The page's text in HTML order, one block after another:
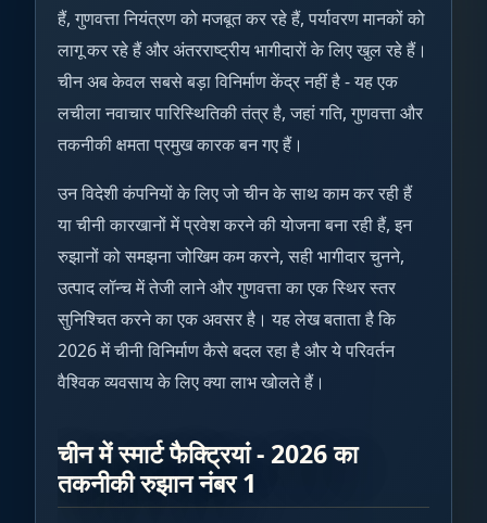
हैं, गुणवत्ता नियंत्रण को मजबूत कर रहे हैं, पर्यावरण मानकों को
लागू कर रहे हैं और अंतरराष्ट्रीय भागीदारों के लिए खुल रहे हैं।
चीन अब केवल सबसे बड़ा विनिर्माण केंद्र नहीं है - यह एक
लचीला नवाचार पारिस्थितिकी तंत्र है, जहां गति, गुणवत्ता और
तकनीकी क्षमता प्रमुख कारक बन गए हैं।
उन विदेशी कंपनियों के लिए जो चीन के साथ काम कर रही हैं
या चीनी कारखानों में प्रवेश करने की योजना बना रही हैं, इन
रुझानों को समझना जोखिम कम करने, सही भागीदार चुनने,
उत्पाद लॉन्च में तेजी लाने और गुणवत्ता का एक स्थिर स्तर
सुनिश्चित करने का एक अवसर है। यह लेख बताता है कि
2026 में चीनी विनिर्माण कैसे बदल रहा है और ये परिवर्तन
वैश्विक व्यवसाय के लिए क्या लाभ खोलते हैं।
चीन में स्मार्ट फैक्ट्रियां - 2026 का
तकनीकी रुझान नंबर 1